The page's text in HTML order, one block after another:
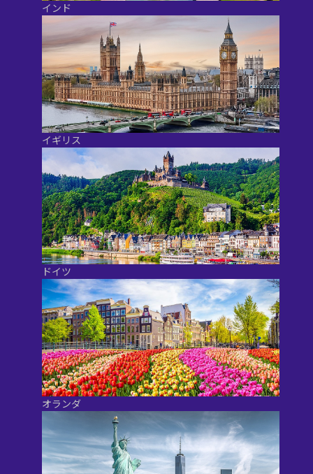
インド
イギリス
ドイツ
オランダ